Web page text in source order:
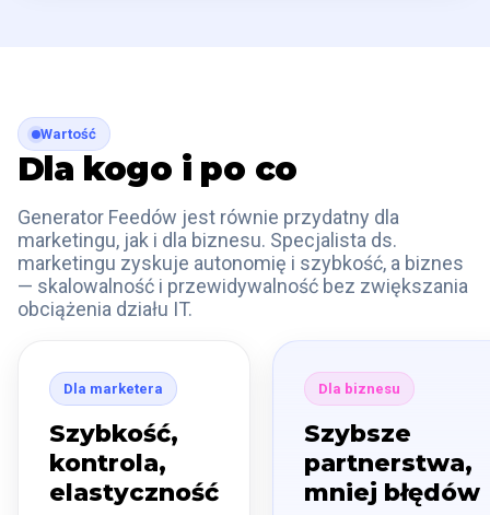
Wartość
Dla kogo i po co
Generator Feedów jest równie przydatny dla
marketingu, jak i dla biznesu. Specjalista ds.
marketingu zyskuje autonomię i szybkość, a biznes
— skalowalność i przewidywalność bez zwiększania
obciążenia działu IT.
Dla marketera
Szybkość,
kontrola,
elastyczność
Dla biznesu
Szybsze
partnerstwa,
mniej błędów